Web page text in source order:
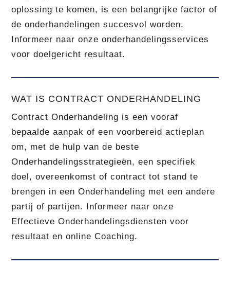
oplossing te komen, is een belangrijke factor of
de onderhandelingen succesvol worden.
Informeer naar onze onderhandelingsservices
voor doelgericht resultaat.
WAT IS CONTRACT ONDERHANDELING
Contract Onderhandeling is een vooraf
bepaalde aanpak of een voorbereid actieplan
om, met de hulp van de beste
Onderhandelingsstrategieën, een specifiek
doel, overeenkomst of contract tot stand te
brengen in een Onderhandeling met een andere
partij of partijen. Informeer naar onze
Effectieve Onderhandelingsdiensten voor
resultaat en online Coaching.